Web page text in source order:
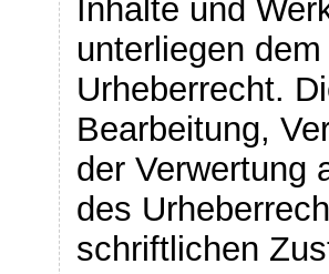
Inhalte und
unterliegen
Urheberrecht.
Bearbeitung,
der Verwertung
des
schriftlichen